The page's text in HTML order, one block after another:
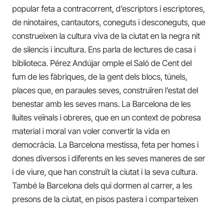
popular feta a contracorrent, d’escriptors i escriptores,
de ninotaires, cantautors, coneguts i desconeguts, que
construeixen la cultura viva de la ciutat en la negra nit
de silencis i incultura. Ens parla de lectures de casa i
biblioteca. Pérez Andújar omple el Saló de Cent del
fum de les fàbriques, de la gent dels blocs, túnels,
places que, en paraules seves, construïren l’estat del
benestar amb les seves mans. La Barcelona de les
lluites veïnals i obreres, que en un context de pobresa
material i moral van voler convertir la vida en
democràcia. La Barcelona mestissa, feta per homes i
dones diversos i diferents en les seves maneres de ser
i de viure, que han construït la ciutat i la seva cultura.
També la Barcelona dels qui dormen al carrer, a les
presons de la ciutat, en pisos pastera i comparteixen